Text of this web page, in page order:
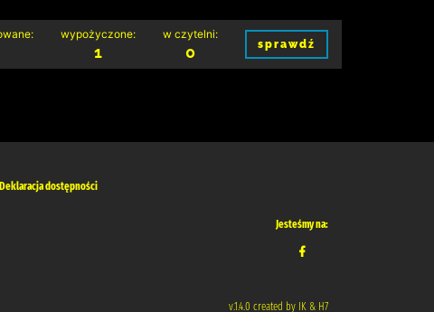
wypożyczone:
1
w czytelni:
0 sprawdź
Deklaracja dostępności
Jesteśmy na:
v.1.4.0 created by IK & H7